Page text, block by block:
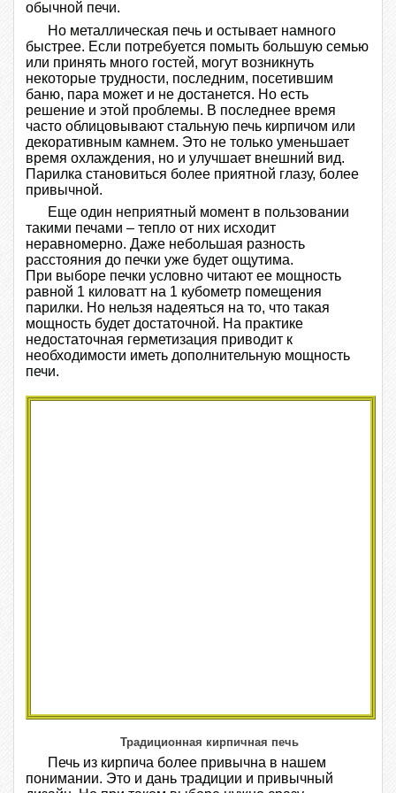
обычной печи.
Но металлическая печь и остывает намного
быстрее. Если потребуется помыть большую семью
или принять много гостей, могут возникнуть
некоторые трудности, последним, посетившим
баню, пара может и не достанется. Но есть
решение и этой проблемы. В последнее время
часто облицовывают стальную печь кирпичом или
декоративным камнем. Это не только уменьшает
время охлаждения, но и улучшает внешний вид.
Парилка становиться более приятной глазу, более
привычной.
Еще один неприятный момент в пользовании
такими печами – тепло от них исходит
неравномерно. Даже небольшая разность
расстояния до печки уже будет ощутима.
При выборе печки условно читают ее мощность
равной 1 киловатт на 1 кубометр помещения
парилки. Но нельзя надеяться на то, что такая
мощность будет достаточной. На практике
недостаточная герметизация приводит к
необходимости иметь дополнительную мощность
печи.
Традиционная кирпичная печь
Печь из кирпича более привычна в нашем
понимании. Это и дань традиции и привычный